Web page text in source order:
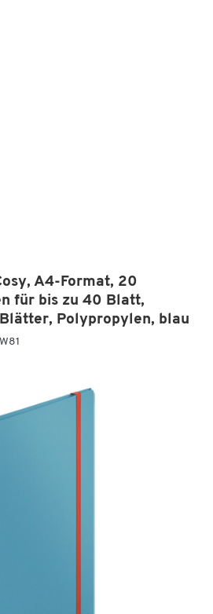
A4-Format, 20
für bis zu 40 Blatt,
Polypropylen, blau